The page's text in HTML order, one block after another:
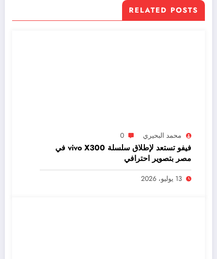
RELATED POSTS
محمد البحيري 0
فيفو تستعد لإطلاق سلسلة vivo X300 في
مصر بتصوير احترافي
13 يوليو، 2026